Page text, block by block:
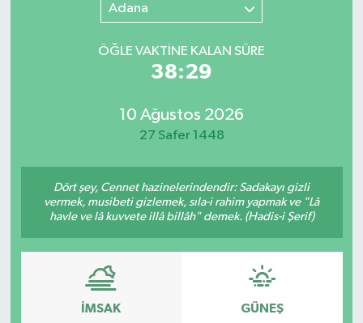
Adana
ÖĞLE VAKTİNE KALAN SÜRE
38:29
10 Ağustos 2026
27 Safer 1448
Dört şey, Cennet hazinelerindendir: Sadakayı gizli
vermek, musibeti gizlemek, sıla-i rahim yapmak ve "Lâ
havle ve lâ kuvvete illâ billâh" demek. (Hadis-i Şerif)
İMSAK GÜNEŞ